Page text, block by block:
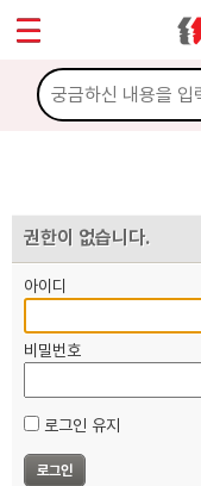
권한이 없습니다.
아이디
비밀번호
로그인 유지
마이페이지
소개
노동상담
자료
부설기관
업무